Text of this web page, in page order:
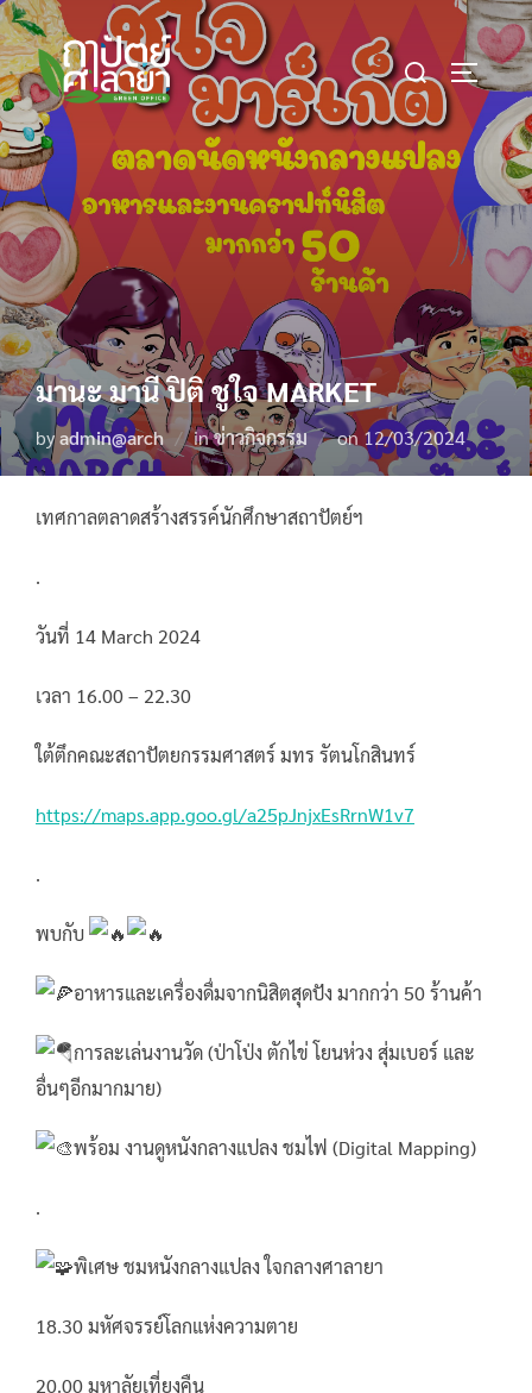
Skip
to
content
Search
for:
TOGGLE
มานะ มานี ปิติ ชูใจ MARKET
byadmin@arch inข่าวกิจกรรม on Posted
on
12/03/2024
เทศกาลตลาดสร้างสรรค์นักศึกษาสถาปัตย์ฯ
.
วันที่ 14 March 2024
เวลา 16.00 – 22.30
ใต้ตึกคณะสถาปัตยกรรมศาสตร์ มทร รัตนโกสินทร์
https://maps.app.goo.gl/a25pJnjxEsRrnW1v7
.
พบกับ
อาหารและเครื่องดื่มจากนิสิตสุดปัง มากกว่า 50 ร้านค้า
การละเล่นงานวัด (ป่าโป่ง ตักไข่ โยนห่วง สุ่มเบอร์ และ
อื่นๆอีกมากมาย)
พร้อม งานดูหนังกลางแปลง ชมไฟ (Digital Mapping)
.
พิเศษ ชมหนังกลางแปลง ใจกลางศาลายา
18.30 มหัศจรรย์โลกแห่งความตาย
20.00 มหาลัยเที่ยงคืน